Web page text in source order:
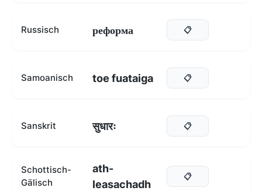
Russisch реформа 📋
Samoanisch toe fuataiga 📋
Sanskrit सुधारः 📋
Schottisch-
Gälisch
ath-
leasachadh
📋